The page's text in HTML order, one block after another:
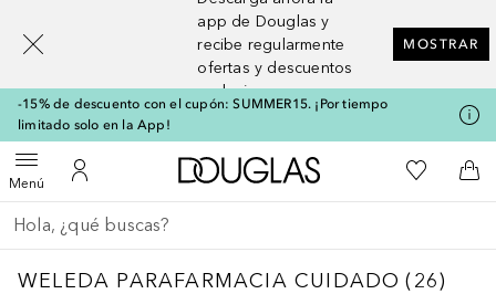
app de Douglas y
recibe regularmente
ofertas y descuentos
exclusivos
MOSTRAR
-15% de descuento con el cupón: SUMMER15. ¡Por tiempo
limitado solo en la App!
MenúAbrir menúMi cuenta
A Douglas HomeMi lista de
A
Regresar
Ejecutar búsqueda
WELEDA PARAFARMACIA CUIDADO26
WELEDA PARAFARMACIA CUIDADO (26)
[navigation.slideout.screenreader]